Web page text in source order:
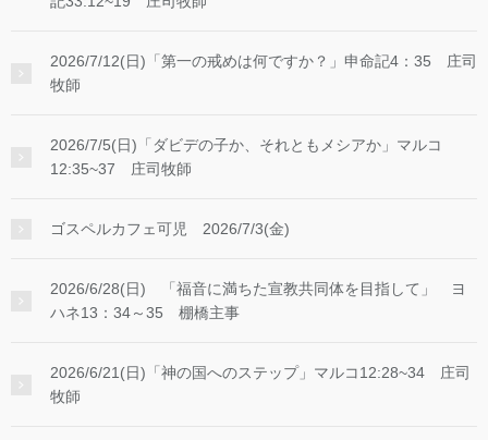
2026/7/12(日)「第一の戒めは何ですか？」申命記4：35 庄司
牧師
2026/7/5(日)「ダビデの子か、それともメシアか」マルコ
12:35~37 庄司牧師
ゴスペルカフェ可児 2026/7/3(金)
2026/6/28(日) 「福音に満ちた宣教共同体を目指して」 ヨ
ハネ13：34～35 棚橋主事
2026/6/21(日)「神の国へのステップ」マルコ12:28~34 庄司
牧師